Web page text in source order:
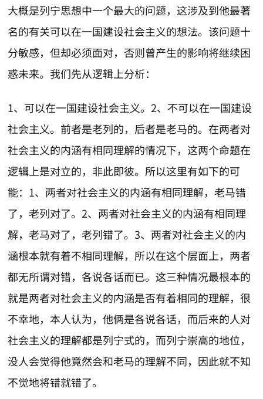
大概是列宁思想中一个最大的问题，这涉及到他最著
名的有关可以在一国建设社会主义的想法。该问题十
分敏感，但却必须面对，否则曾产生的影响将继续困
惑未来。我们先从逻辑上分析：
1、可以在一国建设社会主义。2、不可以在一国建设
社会主义。前者是老列的，后者是老马的。在两者对
社会主义的内涵有相同理解的情况下，这两个命题在
逻辑上是对立的，非此即彼。所以这里有如下的可
能：1、两者对社会主义的内涵有相同理解，老马错
了，老列对了。2、两者对社会主义的内涵有相同理
解，老马对了，老列错了。3、两者对社会主义的内
涵根本就有着不相同理解，所以在这个层面上，两者
都无所谓对错，各说各话而已。这三种情况最根本的
就是两者对社会主义的内涵是否有着相同的理解，很
不幸地，本人认为，他俩是各说各话，而后来的人对
社会主义的理解都是列宁式的，而列宁崇高的地位，
没人会觉得他竟然会和老马的理解不同，因此就不知
不觉地将错就错了。